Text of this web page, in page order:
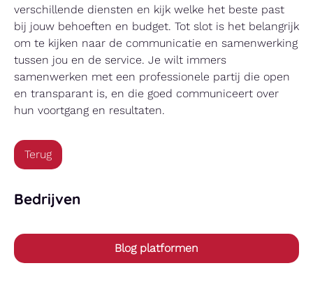
verschillende diensten en kijk welke het beste past
bij jouw behoeften en budget. Tot slot is het belangrijk
om te kijken naar de communicatie en samenwerking
tussen jou en de service. Je wilt immers
samenwerken met een professionele partij die open
en transparant is, en die goed communiceert over
hun voortgang en resultaten.
Terug
Bedrijven
Blog platformen